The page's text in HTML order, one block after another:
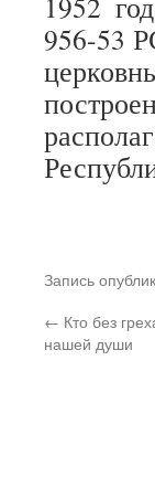
956-53
Запись
← Кто без
нашей души